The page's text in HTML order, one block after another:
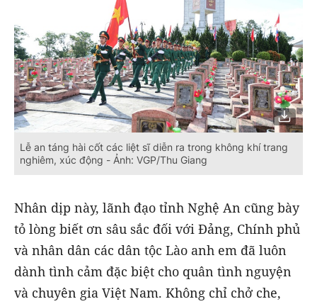
Lễ an táng hài cốt các liệt sĩ diễn ra trong không khí trang
nghiêm, xúc động - Ảnh: VGP/Thu Giang
Nhân dịp này, lãnh đạo tỉnh Nghệ An cũng bày
tỏ lòng biết ơn sâu sắc đối với Đảng, Chính phủ
và nhân dân các dân tộc Lào anh em đã luôn
dành tình cảm đặc biệt cho quân tình nguyện
và chuyên gia Việt Nam. Không chỉ chở che,